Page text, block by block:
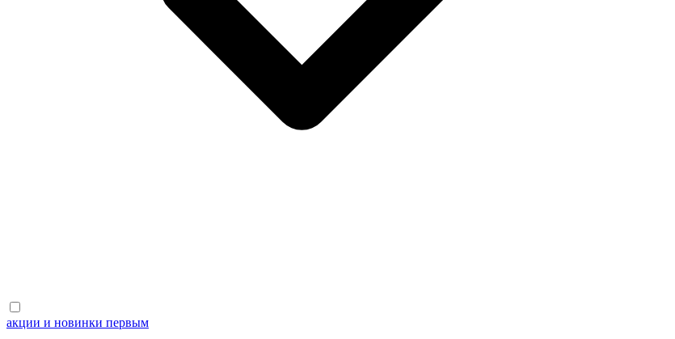
акции и новинки первым